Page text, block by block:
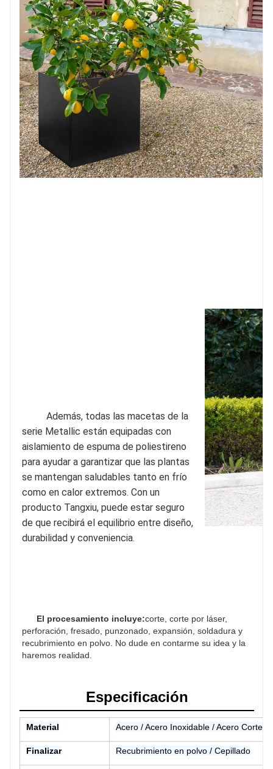
Macetas de aluminioSon perfectos para uso en
exteriores, no se oxidan y causan mayor corrosión, lo
que los hace ideales para jardines y/o espacios
comerciales. Se utilizan para dividir espacios
exteriores e interiores. Excelente para restaurantes,
cafeterías al aire libre y patios traseros.
Además, todas las macetas de la
serie Metallic están equipadas con
aislamiento de espuma de poliestireno
para ayudar a garantizar que las plantas
se mantengan saludables tanto en frío
como en calor extremos. Con un
producto Tangxiu, puede estar seguro
de que recibirá el equilibrio entre diseño,
durabilidad y conveniencia.
El procesamiento incluye:corte, corte por láser,
perforación, fresado, punzonado, expansión, soldadura y
recubrimiento en polvo. No dude en contarme su idea y la
haremos realidad.
Especificación
Material Acero / Acero Inoxidable / Acero Corten
Finalizar Recubrimiento en polvo / Cepillado